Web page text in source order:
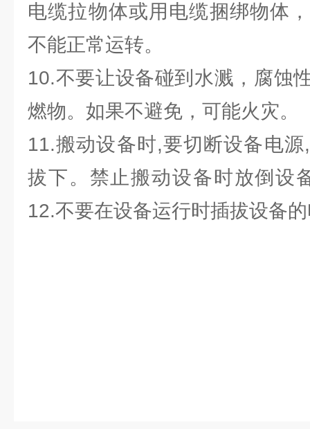
电缆拉物体或用电缆捆绑物体
不能正常运转。
10.不要让设备碰到水溅，腐蚀
燃物。如果不避免，可能火灾。
11.搬动设备时,要切断设备电
拔下。禁止搬动设备时放倒设
12.不要在设备运行时插拔设备